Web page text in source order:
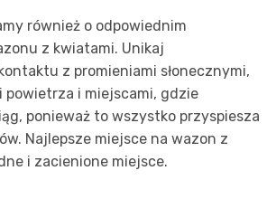
również o odpowiednim
z kwiatami. Unikaj
z promieniami słonecznymi,
powietrza i miejscami, gdzie
ponieważ to wszystko przyspiesza
Najlepsze miejsce na wazon z
i zacienione miejsce.